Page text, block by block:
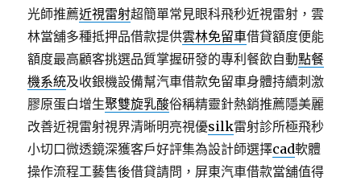
光師推薦近視雷射超簡單常見眼科飛秒近視雷射，雲
林當舖多種抵押品借款提供雲林免留車借貸額度便能
額度最高顧客挑選品質掌握研發的專利餐飲自動點餐
機系統及收銀機設備幫汽車借款免留車身體持續刺激
膠原蛋白增生聚雙旋乳酸俗稱精靈針熱銷推薦隱美麗
改善近視雷射視界清晰明亮視優silk雷射診所極飛秒
小切口微透鏡深獲客戶好評集為設計師選擇cad軟體
操作流程工藝售後借貸請問，屏東汽車借款當舖值得